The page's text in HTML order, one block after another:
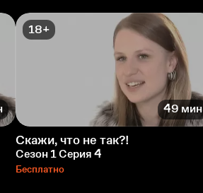
18+
49 мин
Скажи, что не так?!
Сезон 1 Серия 4
Бесплатно